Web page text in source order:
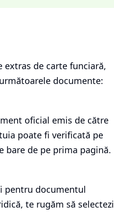
extras de carte funciară,
documente:
oficial emis de către
poate fi verificată pe
bare de pe prima pagină.
pentru documentul
te rugăm să selectezi